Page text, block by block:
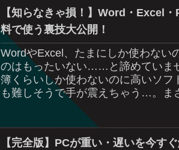
【知らなきゃ損！】Word・Excel
料で使う裏技大公開！
WordやExcel、たまにしか使わない
のはもったいない……と諦めていま
簿くらいしか使わないのに高いソ
も難しそうで手が震えちゃう…。ま
ないなら、有料版は非合理的です。
【完全版】PCが重い・遅いを今す